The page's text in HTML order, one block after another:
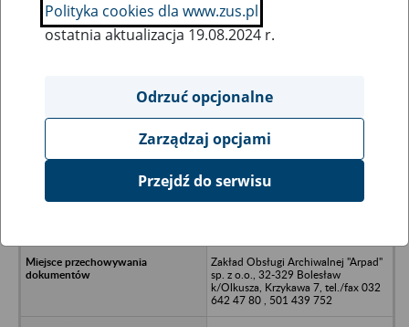
Ukryj wszystkie pozycje bazy
Przedsiębiorstwo Naukowo-
Zakład Obsługi Archiwalnej "Arpad"
sp. z o.o., 32-329 Bolesław
k/Olkusza, Krzykawa 7, tel./fax 032
642 47 80 , 501 439 752
Polityka cookies dla www.zus.pl
ostatnia aktualizacja 19.08.2024 r.
Odrzuć opcjonalne
Zarządzaj opcjami
Przejdź do serwisu